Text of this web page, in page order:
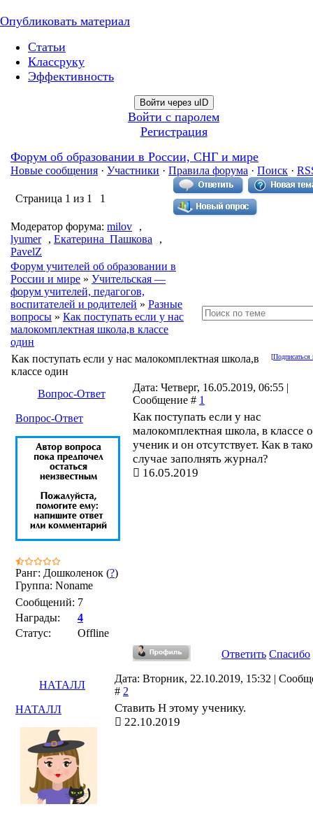
Опубликовать материал
Статьи
Классруку
Эффективность
Войти через uID
Войти с паролем
Регистрация
Форум об образовании в России, СНГ и мире
Новые сообщения · Участники · Правила форума · Поиск ·
Страница 1 из 1 1
Модератор форума: milov
,
lyumer
, Екатерина_Пашкова
,
PavelZ
Форум учителей об образовании в
России и мире » Учительская —
форум учителей, педагогов,
воспитателей и родителей » Разные
вопросы » Как поступать если у нас
малокомплектная школа,в классе
один
[Подписаться
Как поступать если у нас малокомплектная школа,в
классе один
Вопрос-Ответ
Дата: Четверг, 16.05.2019, 06:55 |
Сообщение # 1
Вопрос-Ответ
Ранг: Дошколенок (?)
Группа: Noname
Сообщений: 7
Награды:
4
Статус:
Offline
Как поступать если у нас
малокомплектная школа, в классе
ученик и он отсутствует. Как в
случае заполнять журнал?
16.05.2019
Ответить Спасибо
НАТАЛЛ
Дата: Вторник, 22.10.2019, 15:32 |
# 2
НАТАЛЛ
Ставить Н этому ученику.
22.10.2019